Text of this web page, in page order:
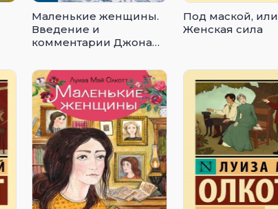
Маленькие женщины.
Введение и
комментарии Джона
Под маской, или
Женская сила